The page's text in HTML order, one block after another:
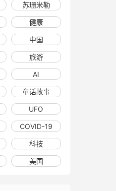
苏珊米勒
健康
中国
旅游
AI
童话故事
UFO
COVID-19
科技
美国